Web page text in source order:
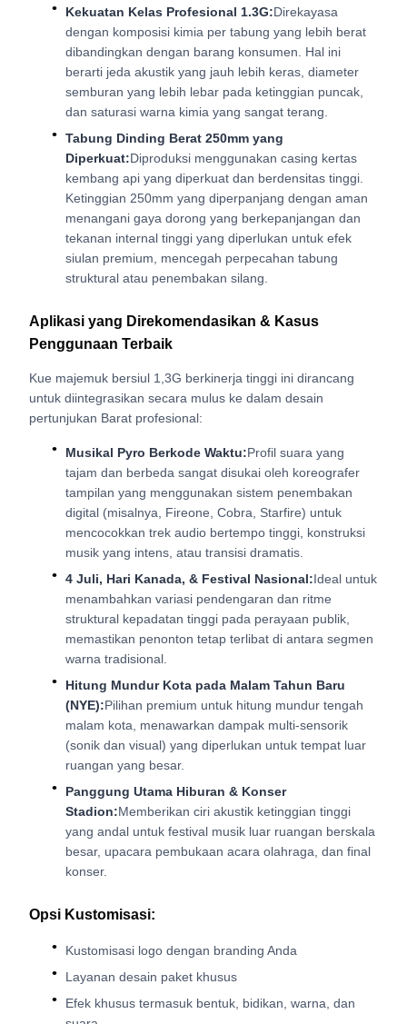
Kekuatan Kelas Profesional 1.3G:Direkayasa
dengan komposisi kimia per tabung yang lebih berat
dibandingkan dengan barang konsumen. Hal ini
berarti jeda akustik yang jauh lebih keras, diameter
semburan yang lebih lebar pada ketinggian puncak,
dan saturasi warna kimia yang sangat terang.
Tabung Dinding Berat 250mm yang
Diperkuat:Diproduksi menggunakan casing kertas
kembang api yang diperkuat dan berdensitas tinggi.
Ketinggian 250mm yang diperpanjang dengan aman
menangani gaya dorong yang berkepanjangan dan
tekanan internal tinggi yang diperlukan untuk efek
siulan premium, mencegah perpecahan tabung
struktural atau penembakan silang.
Aplikasi yang Direkomendasikan & Kasus
Penggunaan Terbaik
Kue majemuk bersiul 1,3G berkinerja tinggi ini dirancang
untuk diintegrasikan secara mulus ke dalam desain
pertunjukan Barat profesional:
Musikal Pyro Berkode Waktu:Profil suara yang
tajam dan berbeda sangat disukai oleh koreografer
tampilan yang menggunakan sistem penembakan
digital (misalnya, Fireone, Cobra, Starfire) untuk
mencocokkan trek audio bertempo tinggi, konstruksi
musik yang intens, atau transisi dramatis.
4 Juli, Hari Kanada, & Festival Nasional:Ideal untuk
menambahkan variasi pendengaran dan ritme
struktural kepadatan tinggi pada perayaan publik,
memastikan penonton tetap terlibat di antara segmen
warna tradisional.
Hitung Mundur Kota pada Malam Tahun Baru
(NYE):Pilihan premium untuk hitung mundur tengah
malam kota, menawarkan dampak multi-sensorik
(sonik dan visual) yang diperlukan untuk tempat luar
ruangan yang besar.
Panggung Utama Hiburan & Konser
Stadion:Memberikan ciri akustik ketinggian tinggi
yang andal untuk festival musik luar ruangan berskala
besar, upacara pembukaan acara olahraga, dan final
konser.
Opsi Kustomisasi:
Kustomisasi logo dengan branding Anda
Layanan desain paket khusus
Efek khusus termasuk bentuk, bidikan, warna, dan